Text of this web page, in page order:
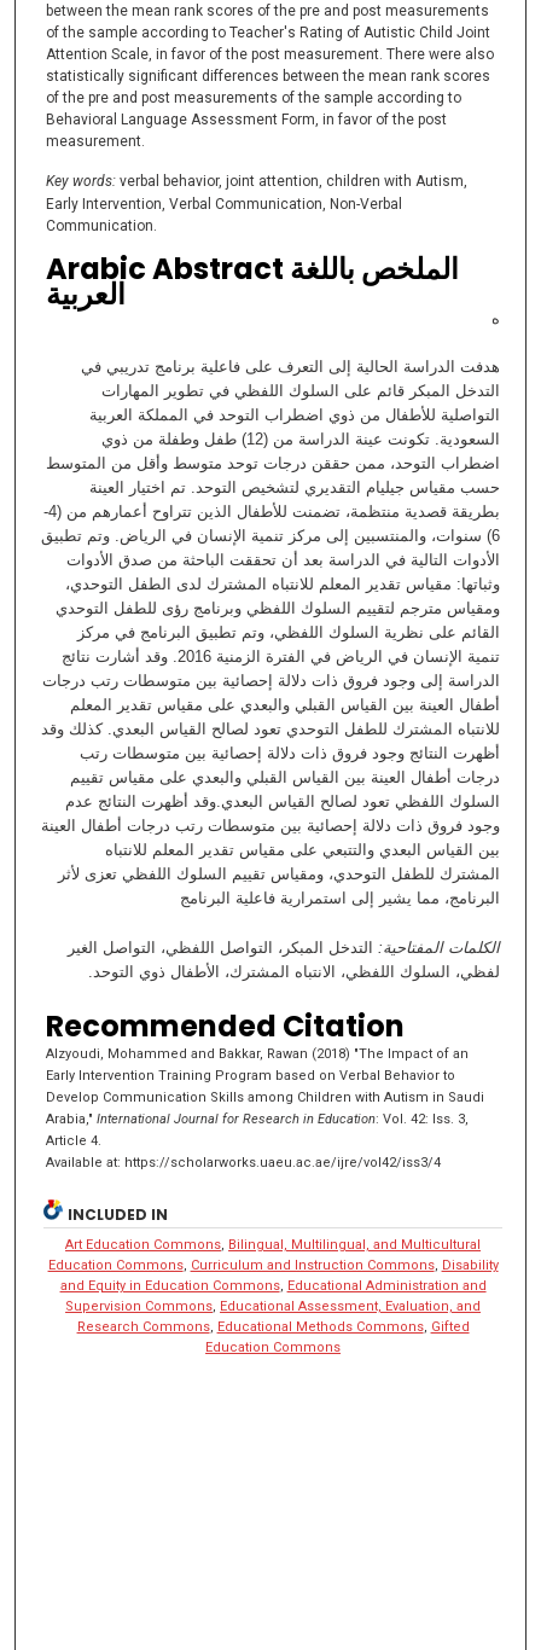
between the mean rank scores of the pre and post measurements
of the sample according to Teacher's Rating of Autistic Child Joint
Attention Scale, in favor of the post measurement. There were also
statistically significant differences between the mean rank scores
of the pre and post measurements of the sample according to
Behavioral Language Assessment Form, in favor of the post
measurement.
Key words:verbal behavior, joint attention, children with Autism,
Early Intervention, Verbal Communication, Non-Verbal
Communication.
Arabic Abstract الملخص باللغة
العربية
ه
هدفت الدراسة الحالية إلى التعرف على فاعلية برنامج تدريبي في
التدخل المبكر قائم على السلوك اللفظي في تطوير المهارات
التواصلية للأطفال من ذوي اضطراب التوحد في المملكة العربية
السعودية. تكونت عينة الدراسة من (12) طفل وطفلة من ذوي
اضطراب التوحد، ممن حققن درجات توحد متوسط وأقل من المتوسط
حسب مقياس جيليام التقديري لتشخيص التوحد. تم اختيار العينة
بطريقة قصدية منتظمة، تضمنت للأطفال الذين تتراوح أعمارهم من (4-
6) سنوات، والمنتسبين إلى مركز تنمية الإنسان في الرياض. وتم تطبيق
الأدوات التالية في الدراسة بعد أن تحققت الباحثة من صدق الأدوات
وثباتها: مقياس تقدير المعلم للانتباه المشترك لدى الطفل التوحدي،
ومقياس مترجم لتقييم السلوك اللفظي وبرنامج رؤى للطفل التوحدي
القائم على نظرية السلوك اللفظي، وتم تطبيق البرنامج في مركز
تنمية الإنسان في الرياض في الفترة الزمنية 2016. وقد أشارت نتائج
الدراسة إلى وجود فروق ذات دلالة إحصائية بين متوسطات رتب درجات
أطفال العينة بين القياس القبلي والبعدي على مقياس تقدير المعلم
للانتباه المشترك للطفل التوحدي تعود لصالح القياس البعدي. كذلك وقد
أظهرت النتائج وجود فروق ذات دلالة إحصائية بين متوسطات رتب
درجات أطفال العينة بين القياس القبلي والبعدي على مقياس تقييم
السلوك اللفظي تعود لصالح القياس البعدي.وقد أظهرت النتائج عدم
وجود فروق ذات دلالة إحصائية بين متوسطات رتب درجات أطفال العينة
بين القياس البعدي والتتبعي على مقياس تقدير المعلم للانتباه
المشترك للطفل التوحدي، ومقياس تقييم السلوك اللفظي تعزى لأثر
البرنامج، مما يشير إلى استمرارية فاعلية البرنامج
الكلمات المفتاحية: التدخل المبكر، التواصل اللفظي، التواصل الغير
لفظي، السلوك اللفظي، الانتباه المشترك، الأطفال ذوي التوحد.
Recommended Citation
Alzyoudi, Mohammed and Bakkar, Rawan (2018) "The Impact of an
Early Intervention Training Program based on Verbal Behavior to
Develop Communication Skills among Children with Autism in Saudi
Arabia," International Journal for Research in Education: Vol. 42: Iss. 3,
Article 4.
Available at: https://scholarworks.uaeu.ac.ae/ijre/vol42/iss3/4
INCLUDED IN
Art Education Commons, Bilingual, Multilingual, and Multicultural
Education Commons, Curriculum and Instruction Commons, Disability
and Equity in Education Commons, Educational Administration and
Supervision Commons, Educational Assessment, Evaluation, and
Research Commons, Educational Methods Commons, Gifted
Education Commons